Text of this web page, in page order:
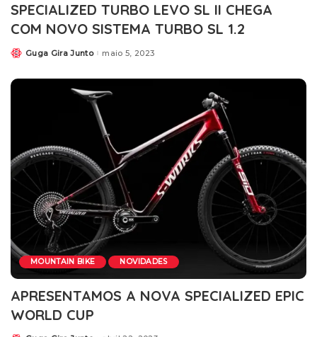
SPECIALIZED TURBO LEVO SL II CHEGA
COM NOVO SISTEMA TURBO SL 1.2
Guga Gira Junto maio 5, 2023
MOUNTAIN BIKE NOVIDADES
APRESENTAMOS A NOVA SPECIALIZED EPIC
WORLD CUP